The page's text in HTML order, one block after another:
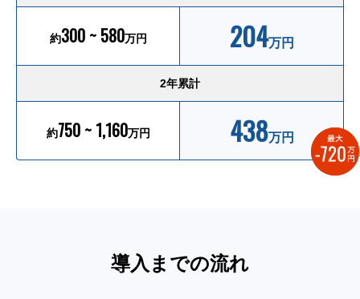
約300 ~ 580万円 204万円
2年累計
約750 ~ 1,160万円 438万円
導入までの流れ